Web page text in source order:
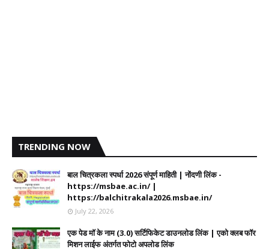
TRENDING NOW
बाल चित्रकला स्पर्धा 2026 संपूर्ण माहिती | नोंदणी लिंक -
https://msbae.ac.in/ |
https://balchitrakala2026.msbae.in/
July 22, 2026
एक पेड मॉ के नाम (3.0) सर्टिफिकेट डाउनलोड लिंक | एको क्लब फॉर
मिशन लाईफ अंतर्गत फोटो अपलोड लिंक